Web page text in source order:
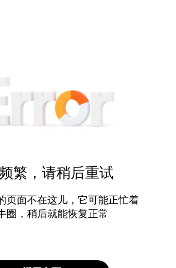
繁，请稍后重试
页面不在这儿，它可能正忙着
圈，稍后就能恢复正常